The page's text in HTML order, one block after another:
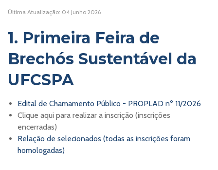
Última Atualização: 04 Junho 2026
1. Primeira Feira de
Brechós Sustentável da
UFCSPA
Edital de Chamamento Público - PROPLAD nº 11/2026
Clique aqui para realizar a inscrição (inscrições
encerradas)
Relação de selecionados (todas as inscrições foram
homologadas)